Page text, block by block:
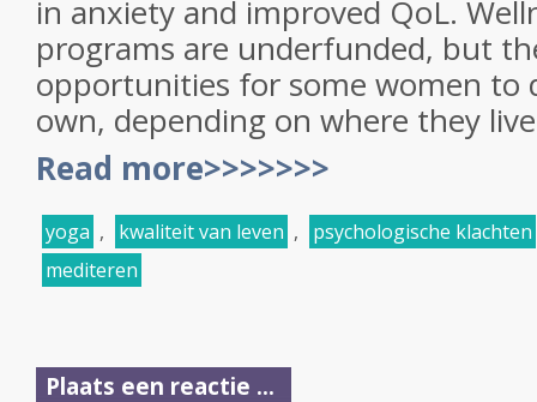
in anxiety and improved QoL.
programs are underfunded, but
opportunities for some women to
own, depending on where they
Read more>>>>>>>
yoga , kwaliteit van leven ,
psychologische klachten
mediteren
Plaats een reactie ...